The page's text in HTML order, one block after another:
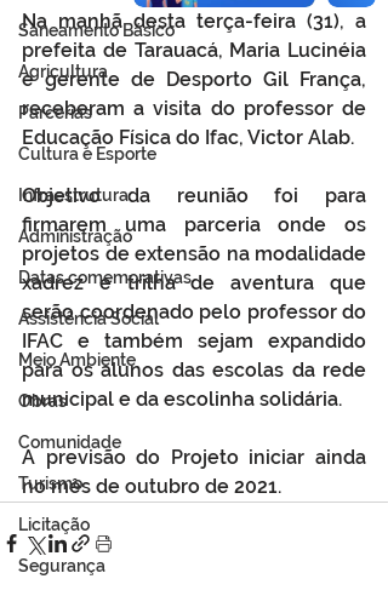
Saneamento Básico
Agricultura
Parcerias
Cultura e Esporte
Infraestrutura
Administração
Datas comemorativas
Assistência Social
Meio Ambiente
Obras
Comunidade
Turismo
Licitação
Segurança
Na manhã desta terça-feira (31), a
prefeita de Tarauacá, Maria Lucinéia
e gerente de Desporto Gil França,
receberam a visita do professor de
Educação Física do Ifac, Victor Alab.
Objetivo da reunião foi para
firmarem uma parceria onde os
projetos de extensão na modalidade
xadrez e trilha de aventura que
serão coordenado pelo professor do
IFAC e também sejam expandido
para os alunos das escolas da rede
municipal e da escolinha solidária.
A previsão do Projeto iniciar ainda
no mês de outubro de 2021.